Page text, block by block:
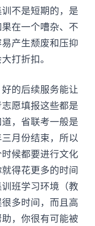
不是短期的，是
在一个嘈杂、不
产生颓废和压抑
打折扣。
的后续服务能让
愿填报这些都是
，省联考一般是
月份结束，所以
候都要进行文化
得花更多的时间
班学习环境（教
多时间，而且高
，你很有可能被